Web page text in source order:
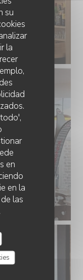
su
la
en
en la
las